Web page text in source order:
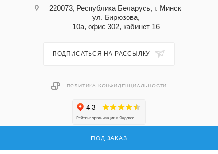
ПОД ЗАКАЗ
220073, Республика Беларусь, г. Минск,
ул. Бирюзова,
10а, офис 302, кабинет 16
ПОДПИСАТЬСЯ НА РАССЫЛКУ
ПОЛИТИКА КОНФИДЕНЦИАЛЬНОСТИ